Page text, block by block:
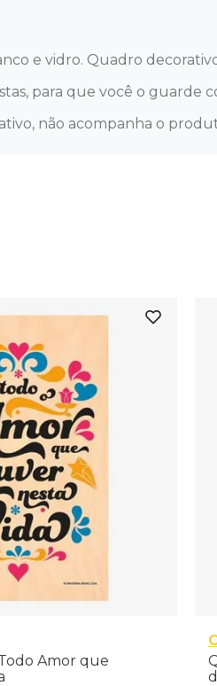
e vidro. Quadro
para que você o guarde
não acompanha o
Amor que